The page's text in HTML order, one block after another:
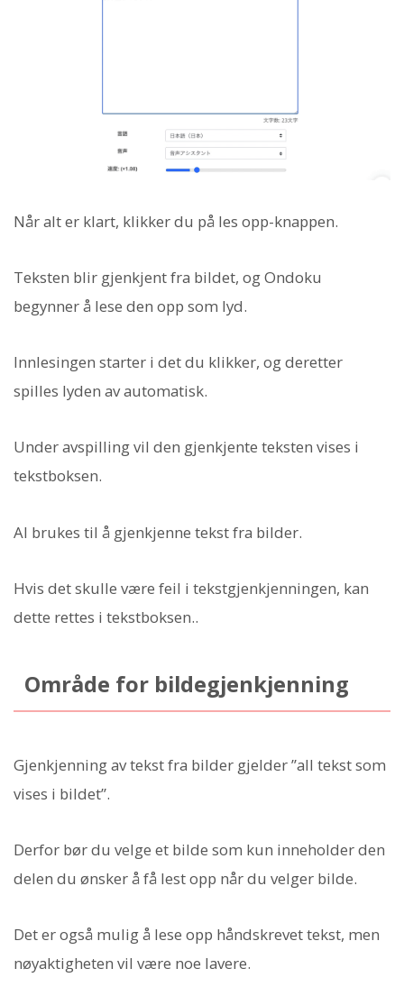
Når alt er klart, klikker du på les opp-knappen.
Teksten blir gjenkjent fra bildet, og Ondoku
begynner å lese den opp som lyd.
Innlesingen starter i det du klikker, og deretter
spilles lyden av automatisk.
Under avspilling vil den gjenkjente teksten vises i
tekstboksen.
AI brukes til å gjenkjenne tekst fra bilder.
Hvis det skulle være feil i tekstgjenkjenningen, kan
dette rettes i tekstboksen..
Område for bildegjenkjenning
Gjenkjenning av tekst fra bilder gjelder ”all tekst som
vises i bildet”.
Derfor bør du velge et bilde som kun inneholder den
delen du ønsker å få lest opp når du velger bilde.
Det er også mulig å lese opp håndskrevet tekst, men
nøyaktigheten vil være noe lavere.